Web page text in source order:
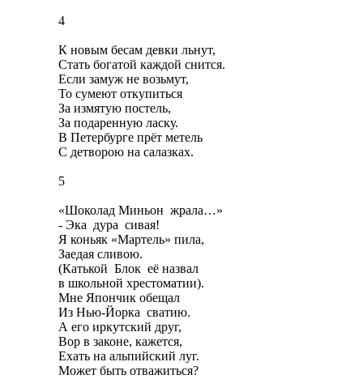
4
К новым бесам девки льнут,
Стать богатой каждой снится.
Если замуж не возьмут,
То сумеют откупиться
За измятую постель,
За подаренную ласку.
В Петербурге прёт метель
С детворою на салазках.
5
«Шоколад Миньон жрала…»
- Эка дура сивая!
Я коньяк «Мартель» пила,
Заедая сливою.
(Катькой Блок её назвал
в школьной хрестоматии).
Мне Япончик обещал
Из Нью-Йорка сватию.
А его иркутский друг,
Вор в законе, кажется,
Ехать на альпийский луг.
Может быть отважиться?